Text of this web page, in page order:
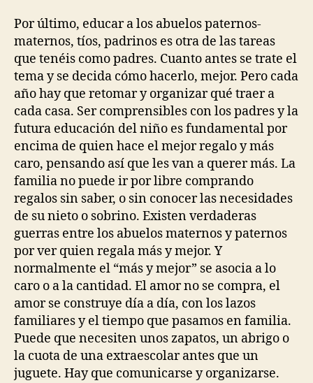
Por último, educar a los abuelos paternos-
maternos, tíos, padrinos es otra de las tareas
que tenéis como padres. Cuanto antes se trate el
tema y se decida cómo hacerlo, mejor. Pero cada
año hay que retomar y organizar qué traer a
cada casa. Ser comprensibles con los padres y la
futura educación del niño es fundamental por
encima de quien hace el mejor regalo y más
caro, pensando así que les van a querer más. La
familia no puede ir por libre comprando
regalos sin saber, o sin conocer las necesidades
de su nieto o sobrino. Existen verdaderas
guerras entre los abuelos maternos y paternos
por ver quien regala más y mejor. Y
normalmente el “más y mejor” se asocia a lo
caro o a la cantidad. El amor no se compra, el
amor se construye día a día, con los lazos
familiares y el tiempo que pasamos en familia.
Puede que necesiten unos zapatos, un abrigo o
la cuota de una extraescolar antes que un
juguete. Hay que comunicarse y organizarse.